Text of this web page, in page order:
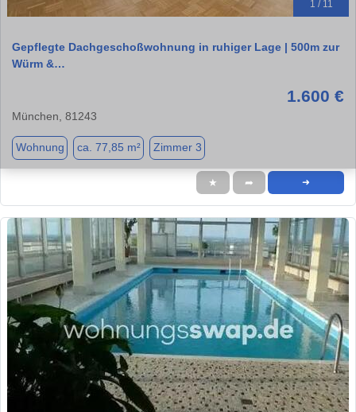
1 / 11
Gepflegte Dachgeschoßwohnung in ruhiger Lage | 500m zur
Würm &…
1.600 €
München, 81243
Wohnung ca. 77,85 m² Zimmer 3
★ ➦ ➜